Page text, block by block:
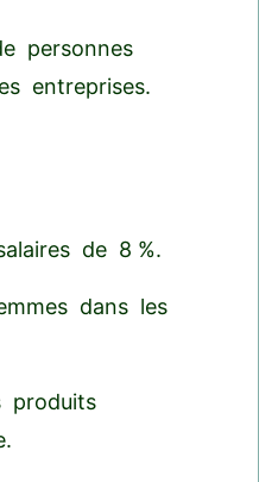
personnes
entreprises.
de 8 %.
dans les
produits